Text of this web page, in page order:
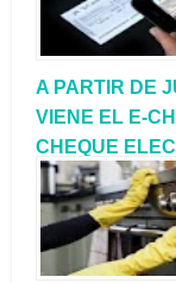
A PARTIR DE
VIENE EL E-
CHEQUE